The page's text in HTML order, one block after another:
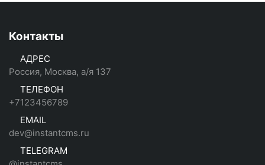
Контакты
АДРЕС
Россия, Москва, а/я 137
ТЕЛЕФОН
+7123456789
EMAIL
dev@instantcms.ru
TELEGRAM